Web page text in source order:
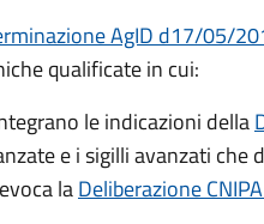
AgID d17/05/
qualificate in cui:
le indicazioni della
e i sigilli avanzati che
laDeliberazione